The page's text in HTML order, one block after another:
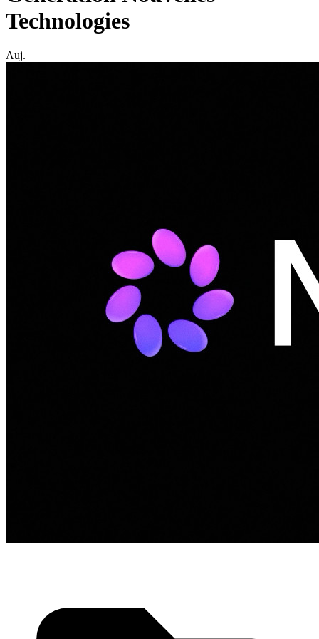
Technologies
Auj.